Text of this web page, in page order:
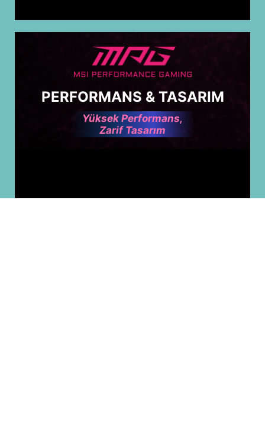
PERFORMANS & TASARIM
Yüksek Performans,
Zarif Tasarım